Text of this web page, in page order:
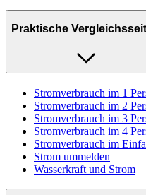
Praktische
Stromverbrauch im 1
Stromverbrauch im 2
Stromverbrauch im 3
Stromverbrauch im 4
Stromverbrauch im
Strom ummelden
Wasserkraft und Strom